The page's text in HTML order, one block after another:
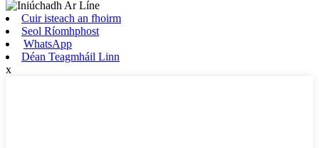
Cuir isteach an fhoirm
Seol Ríomhphost
WhatsApp
Déan Teagmháil Linn
x